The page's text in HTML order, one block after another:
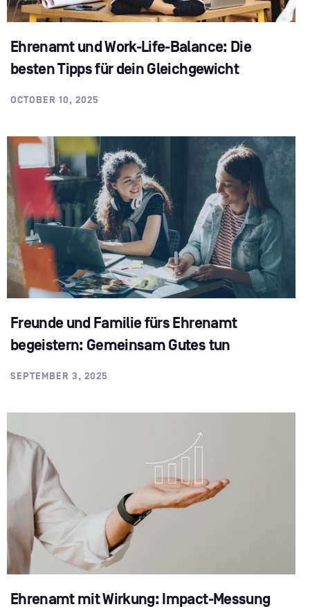
Ehrenamt und Work-Life-Balance: Die
besten Tipps für dein Gleichgewicht
OCTOBER 10, 2025
Freunde und Familie fürs Ehrenamt
begeistern: Gemeinsam Gutes tun
SEPTEMBER 3, 2025
Ehrenamt mit Wirkung: Impact-Messung